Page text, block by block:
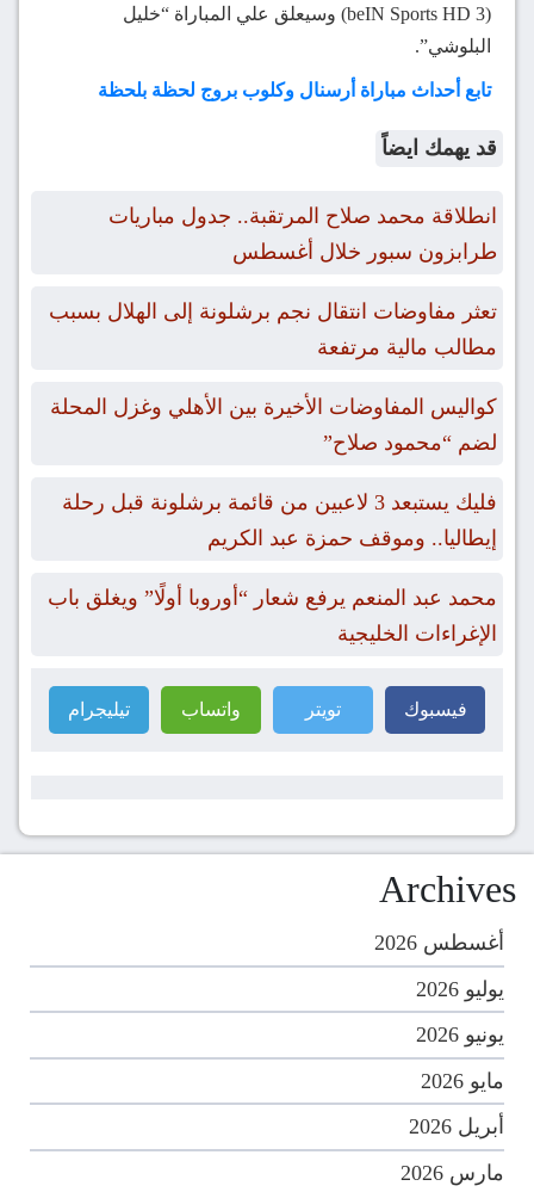
(beIN Sports HD 3) وسيعلق علي المباراة “خليل
البلوشي”.
تابع أحداث مباراة أرسنال وكلوب بروج لحظة بلحظة
قد يهمك ايضاً
انطلاقة محمد صلاح المرتقبة.. جدول مباريات
طرابزون سبور خلال أغسطس
تعثر مفاوضات انتقال نجم برشلونة إلى الهلال بسبب
مطالب مالية مرتفعة
كواليس المفاوضات الأخيرة بين الأهلي وغزل المحلة
لضم “محمود صلاح”
فليك يستبعد 3 لاعبين من قائمة برشلونة قبل رحلة
إيطاليا.. وموقف حمزة عبد الكريم
محمد عبد المنعم يرفع شعار “أوروبا أولًا” ويغلق باب
الإغراءات الخليجية
فيسبوك تويتر واتساب تيليجرام
Archives
أغسطس 2026
يوليو 2026
يونيو 2026
مايو 2026
أبريل 2026
مارس 2026